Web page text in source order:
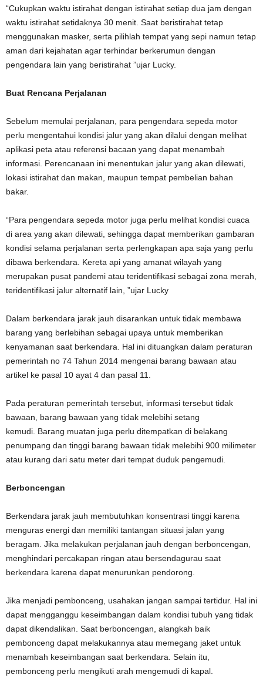
“Cukupkan waktu istirahat dengan istirahat setiap dua jam dengan
waktu istirahat setidaknya 30 menit. Saat beristirahat tetap
menggunakan masker, serta pilihlah tempat yang sepi namun tetap
aman dari kejahatan agar terhindar berkerumun dengan
pengendara lain yang beristirahat ”ujar Lucky.
Buat Rencana Perjalanan
Sebelum memulai perjalanan, para pengendara sepeda motor
perlu mengentahui kondisi jalur yang akan dilalui dengan melihat
aplikasi peta atau referensi bacaan yang dapat menambah
informasi. Perencanaan ini menentukan jalur yang akan dilewati,
lokasi istirahat dan makan, maupun tempat pembelian bahan
bakar.
“Para pengendara sepeda motor juga perlu melihat kondisi cuaca
di area yang akan dilewati, sehingga dapat memberikan gambaran
kondisi selama perjalanan serta perlengkapan apa saja yang perlu
dibawa berkendara. Kereta api yang amanat wilayah yang
merupakan pusat pandemi atau teridentifikasi sebagai zona merah,
teridentifikasi jalur alternatif lain, ”ujar Lucky
Dalam berkendara jarak jauh disarankan untuk tidak membawa
barang yang berlebihan sebagai upaya untuk memberikan
kenyamanan saat berkendara. Hal ini dituangkan dalam peraturan
pemerintah no 74 Tahun 2014 mengenai barang bawaan atau
artikel ke pasal 10 ayat 4 dan pasal 11.
Pada peraturan pemerintah tersebut, informasi tersebut tidak
bawaan, barang bawaan yang tidak melebihi setang
kemudi. Barang muatan juga perlu ditempatkan di belakang
penumpang dan tinggi barang bawaan tidak melebihi 900 milimeter
atau kurang dari satu meter dari tempat duduk pengemudi.
Berboncengan
Berkendara jarak jauh membutuhkan konsentrasi tinggi karena
menguras energi dan memiliki tantangan situasi jalan yang
beragam. Jika melakukan perjalanan jauh dengan berboncengan,
menghindari percakapan ringan atau bersendagurau saat
berkendara karena dapat menurunkan pendorong.
Jika menjadi pembonceng, usahakan jangan sampai tertidur. Hal ini
dapat mengganggu keseimbangan dalam kondisi tubuh yang tidak
dapat dikendalikan. Saat berboncengan, alangkah baik
pembonceng dapat melakukannya atau memegang jaket untuk
menambah keseimbangan saat berkendara. Selain itu,
pembonceng perlu mengikuti arah mengemudi di kapal.